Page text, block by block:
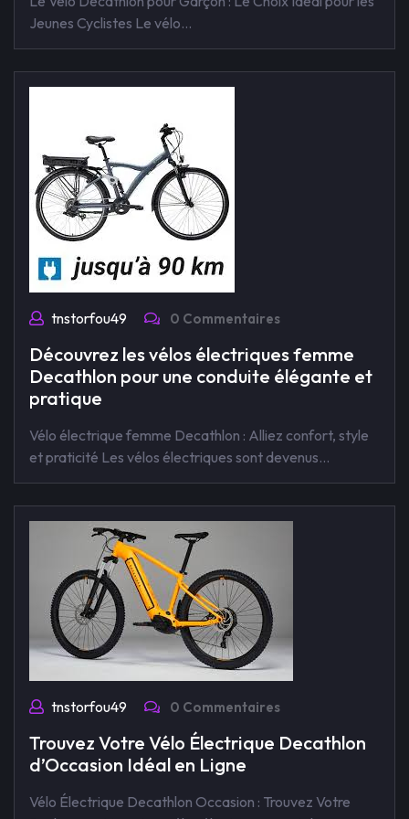
Jeunes Cyclistes Le vélo…
tnstorfou49 0 Commentaires
Découvrez les vélos électriques femme
Decathlon pour une conduite élégante et
pratique
Vélo électrique femme Decathlon : Alliez confort, style
et praticité Les vélos électriques sont devenus…
tnstorfou49 0 Commentaires
Trouvez Votre Vélo Électrique Decathlon
d’Occasion Idéal en Ligne
Vélo Électrique Decathlon Occasion : Trouvez Votre